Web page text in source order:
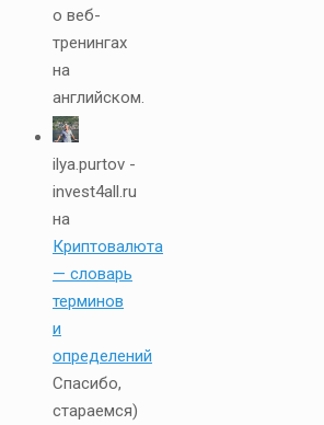
о веб-
тренингах
на
английском.
ilya.purtov -
invest4all.ru
на
Криптовалюта
— словарь
терминов
и
определений
Спасибо,
стараемся)